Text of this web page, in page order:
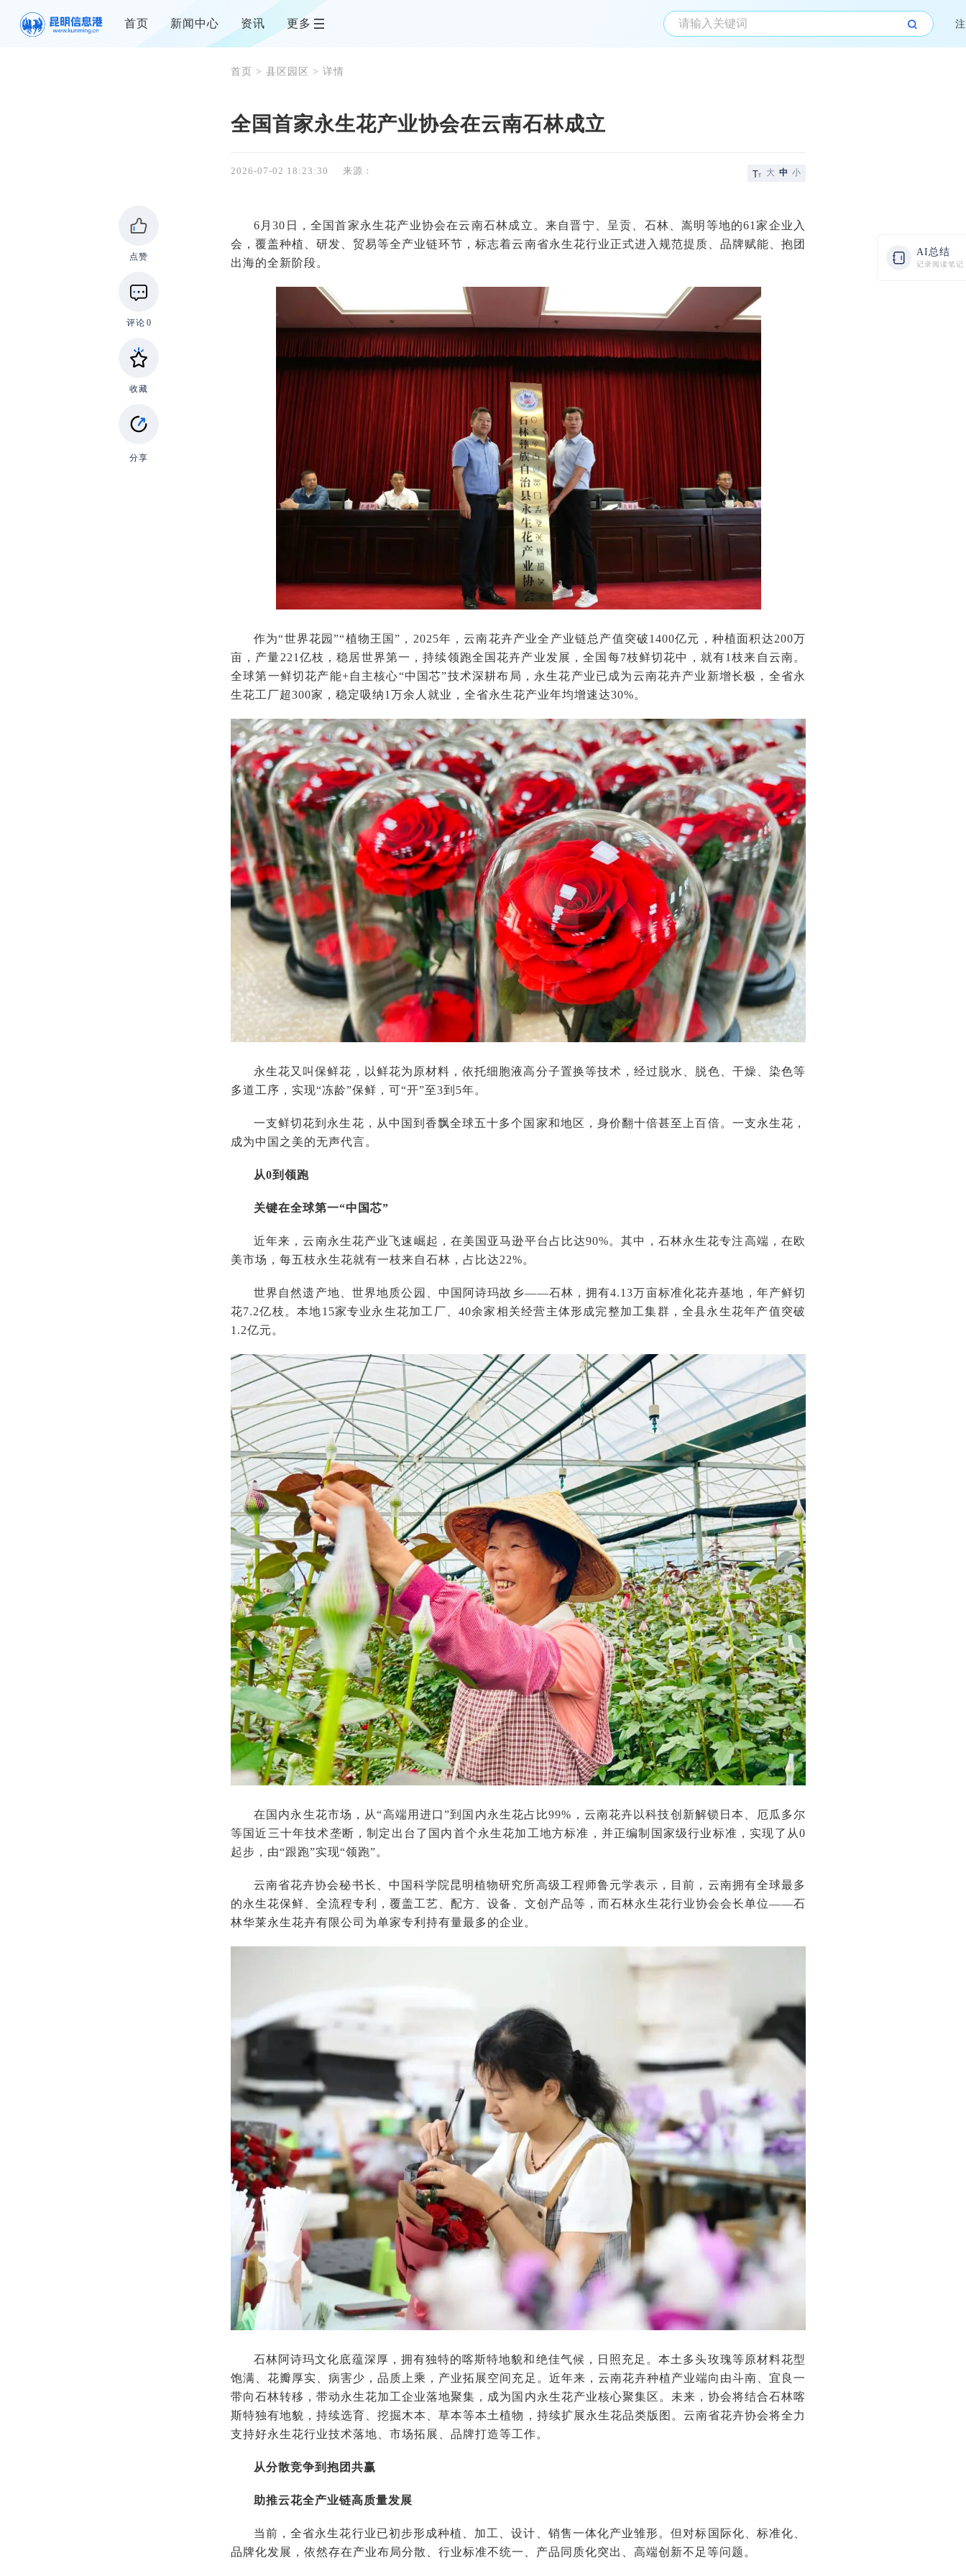
首页 新闻中心 资讯 更多
点赞
评论 0
收藏
分享
AI总结
记录阅读笔记
首页 > 县区园区 > 详情
全国首家永生花产业协会在云南石林成立
2026-07-02 18:23:30 来源： 大 中 小
6月30日，全国首家永生花产业协会在云南石林成立。来自晋宁、呈贡、石林、嵩明等地的61家企业入
会，覆盖种植、研发、贸易等全产业链环节，标志着云南省永生花行业正式进入规范提质、品牌赋能、抱团
出海的全新阶段。
作为“世界花园”“植物王国”，2025年，云南花卉产业全产业链总产值突破1400亿元，种植面积达200万
亩，产量221亿枝，稳居世界第一，持续领跑全国花卉产业发展，全国每7枝鲜切花中，就有1枝来自云南。
全球第一鲜切花产能+自主核心“中国芯”技术深耕布局，永生花产业已成为云南花卉产业新增长极，全省永
生花工厂超300家，稳定吸纳1万余人就业，全省永生花产业年均增速达30%。
永生花又叫保鲜花，以鲜花为原材料，依托细胞液高分子置换等技术，经过脱水、脱色、干燥、染色等
多道工序，实现“冻龄”保鲜，可“开”至3到5年。
一支鲜切花到永生花，从中国到香飘全球五十多个国家和地区，身价翻十倍甚至上百倍。一支永生花，
成为中国之美的无声代言。
从0到领跑
关键在全球第一“中国芯”
近年来，云南永生花产业飞速崛起，在美国亚马逊平台占比达90%。其中，石林永生花专注高端，在欧
美市场，每五枝永生花就有一枝来自石林，占比达22%。
世界自然遗产地、世界地质公园、中国阿诗玛故乡——石林，拥有4.13万亩标准化花卉基地，年产鲜切
花7.2亿枝。本地15家专业永生花加工厂、40余家相关经营主体形成完整加工集群，全县永生花年产值突破
1.2亿元。
在国内永生花市场，从“高端用进口”到国内永生花占比99%，云南花卉以科技创新解锁日本、厄瓜多尔
等国近三十年技术垄断，制定出台了国内首个永生花加工地方标准，并正编制国家级行业标准，实现了从0
起步，由“跟跑”实现“领跑”。
云南省花卉协会秘书长、中国科学院昆明植物研究所高级工程师鲁元学表示，目前，云南拥有全球最多
的永生花保鲜、全流程专利，覆盖工艺、配方、设备、文创产品等，而石林永生花行业协会会长单位——石
林华莱永生花卉有限公司为单家专利持有量最多的企业。
石林阿诗玛文化底蕴深厚，拥有独特的喀斯特地貌和绝佳气候，日照充足。本土多头玫瑰等原材料花型
饱满、花瓣厚实、病害少，品质上乘，产业拓展空间充足。近年来，云南花卉种植产业端向由斗南、宜良一
带向石林转移，带动永生花加工企业落地聚集，成为国内永生花产业核心聚集区。未来，协会将结合石林喀
斯特独有地貌，持续选育、挖掘木本、草本等本土植物，持续扩展永生花品类版图。云南省花卉协会将全力
支持好永生花行业技术落地、市场拓展、品牌打造等工作。
从分散竞争到抱团共赢
助推云花全产业链高质量发展
当前，全省永生花行业已初步形成种植、加工、设计、销售一体化产业雏形。但对标国际化、标准化、
品牌化发展，依然存在产业布局分散、行业标准不统一、产品同质化突出、高端创新不足等问题。